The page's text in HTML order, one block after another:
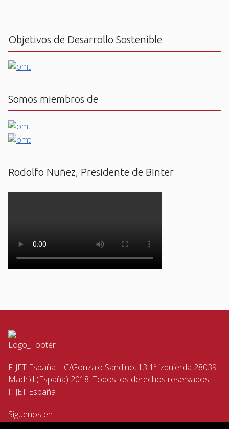
Objetivos de Desarrollo Sostenible
Somos miembros de
Rodolfo Nuñez, Presidente de BInter
FIJET España – C/Gonzalo Sandino, 13 1º izquierda 28039
Madrid (España) 2018. Todos los derechos reservados
FIJET España
Siguenos en